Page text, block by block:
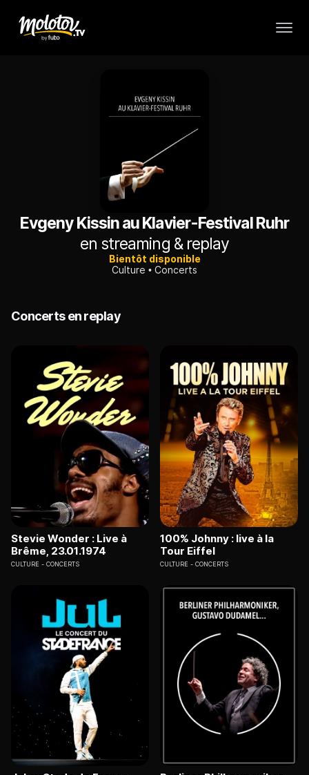
Evgeny Kissin au Klavier-Festival Ruhr
en streaming & replay
Bientôt disponible
Culture
Concerts
Concerts en replay
Stevie Wonder : Live à
Brême, 23.01.1974
CULTURE CONCERTS
100% Johnny : live à la
Tour Eiffel
CULTURE CONCERTS